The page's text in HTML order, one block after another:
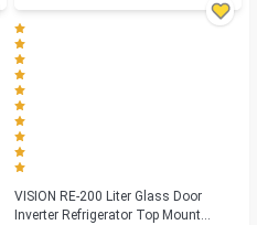
VISION RE-200 Liter Glass Door
Inverter Refrigerator Top Mount